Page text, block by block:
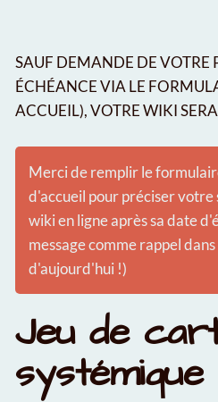
SAUF DEMANDE DE VOTRE
ÉCHÉANCE VIA LE
ACCUEIL), VOTRE WIKI
Merci de remplir le
d'accueil pour préciser
wiki en ligne après sa date
message comme rappel
d'aujourd'hui !)
Jeu de
systémique